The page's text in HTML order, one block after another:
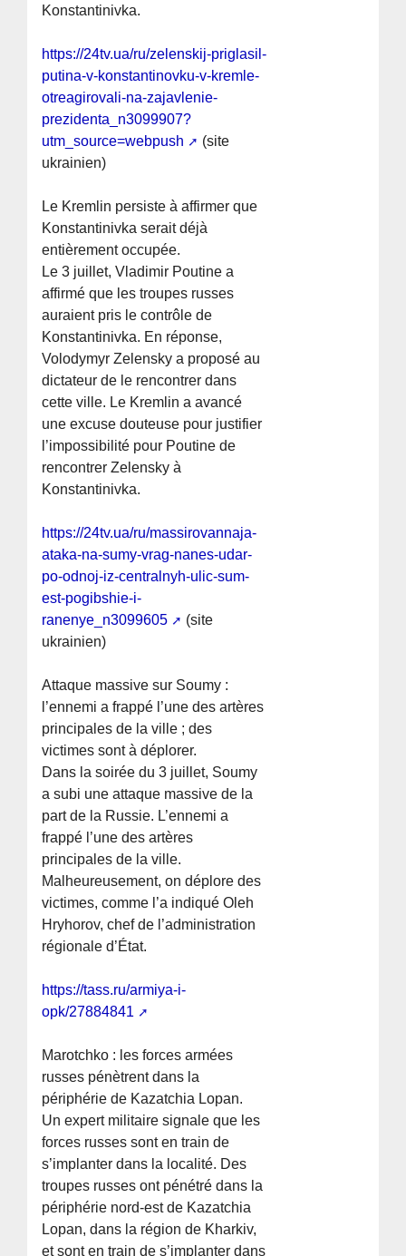
Konstantinivka.
https://24tv.ua/ru/zelenskij-priglasil-
putina-v-konstantinovku-v-kremle-
otreagirovali-na-zajavlenie-
prezidenta_n3099907?
utm_source=webpush
(site
ukrainien)
Le Kremlin persiste à affirmer que
Konstantinivka serait déjà
entièrement occupée.
Le 3 juillet, Vladimir Poutine a
affirmé que les troupes russes
auraient pris le contrôle de
Konstantinivka. En réponse,
Volodymyr Zelensky a proposé au
dictateur de le rencontrer dans
cette ville. Le Kremlin a avancé
une excuse douteuse pour justifier
l’impossibilité pour Poutine de
rencontrer Zelensky à
Konstantinivka.
https://24tv.ua/ru/massirovannaja-
ataka-na-sumy-vrag-nanes-udar-
po-odnoj-iz-centralnyh-ulic-sum-
est-pogibshie-i-
ranenye_n3099605
(site
ukrainien)
Attaque massive sur Soumy :
l’ennemi a frappé l’une des artères
principales de la ville ; des
victimes sont à déplorer.
Dans la soirée du 3 juillet, Soumy
a subi une attaque massive de la
part de la Russie. L’ennemi a
frappé l’une des artères
principales de la ville.
Malheureusement, on déplore des
victimes, comme l’a indiqué Oleh
Hryhorov, chef de l’administration
régionale d’État.
https://tass.ru/armiya-i-
opk/27884841
Marotchko : les forces armées
russes pénètrent dans la
périphérie de Kazatchia Lopan.
Un expert militaire signale que les
forces russes sont en train de
s’implanter dans la localité. Des
troupes russes ont pénétré dans la
périphérie nord-est de Kazatchia
Lopan, dans la région de Kharkiv,
et sont en train de s’implanter dans